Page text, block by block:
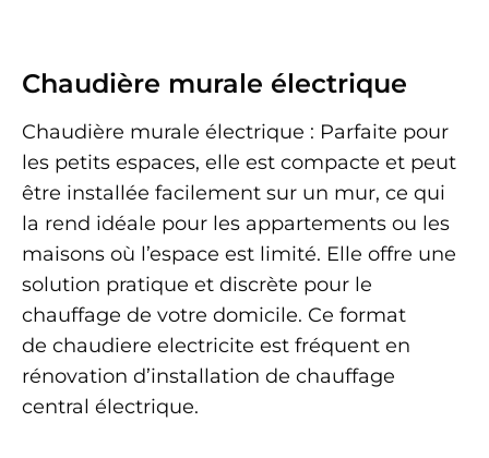
Chaudière murale électrique
Chaudière murale électrique : Parfaite pour
les petits espaces, elle est compacte et peut
être installée facilement sur un mur, ce qui
la rend idéale pour les appartements ou les
maisons où l’espace est limité. Elle offre une
solution pratique et discrète pour le
chauffage de votre domicile. Ce format
de chaudiere electricite est fréquent en
rénovation d’installation de chauffage
central électrique.